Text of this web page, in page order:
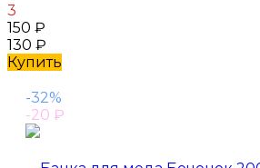
3
150 ₽
130 ₽
Купить
-32%
-20 ₽